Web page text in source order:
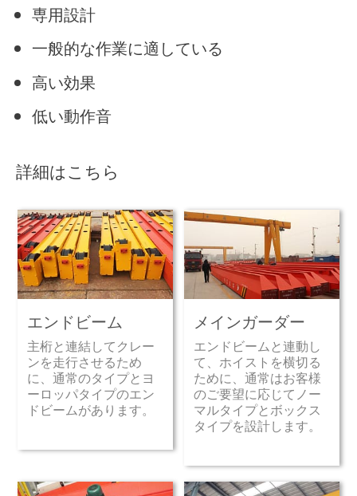
専用設計
一般的な作業に適している
高い効果
低い動作音
詳細はこちら
エンドビーム
主桁と連結してクレー
ンを走行させるため
に、通常のタイプとヨ
ーロッパタイプのエン
ドビームがあります。
メインガーダー
エンドビームと連動し
て、ホイストを横切る
ために、通常はお客様
のご要望に応じてノー
マルタイプとボックス
タイプを設計します。